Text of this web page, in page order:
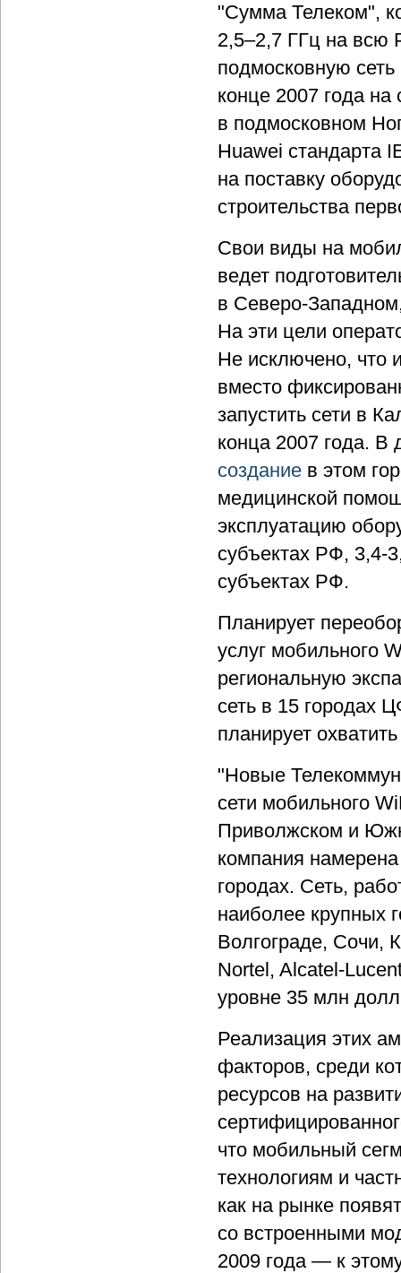
"Сумма Телеком",
2,5–2,7 ГГц на всю
подмосковную
конце 2007 года
в подмосковном
Huawei стандарта
на поставку
строительства
Свои виды на
ведет
в Северо-
На эти цели
Не исключено, что
вместо
запустить сети в
конца 2007 года.
создание в этом
медицинской
эксплуатацию
субъектах РФ,
субъектах РФ.
Планирует
услуг мобильного
региональную
сеть в 15 городах
планирует
"Новые
сети мобильного
Приволжском и
компания
городах. Сеть,
наиболее крупных
Волгограде, Сочи,
Nortel, Alcatel-
уровне 35 млн
Реализация этих
факторов, среди
ресурсов на
что мобильный
технологиям и
как на рынке
со встроенными
2009 года — к